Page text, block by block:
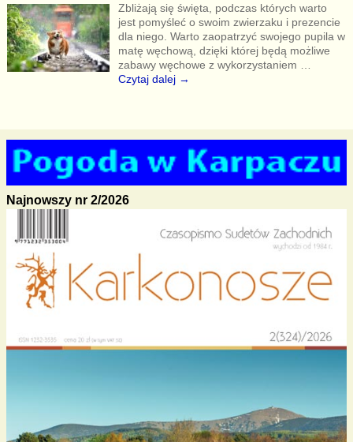
Zbliżają się święta, podczas których warto
jest pomyśleć o swoim zwierzaku i prezencie
dla niego. Warto zaopatrzyć swojego pupila w
matę węchową, dzięki której będą możliwe
zabawy węchowe z wykorzystaniem
Czytaj dalej →
Najnowszy nr 2/2026